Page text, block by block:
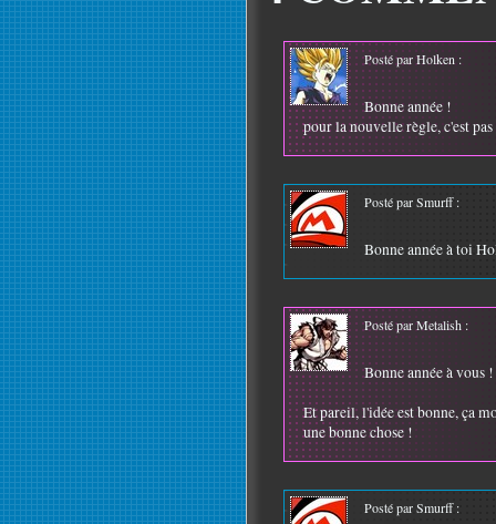
Posté par Holken :
Bonne année !
pour la nouvelle règle, c'est
Posté par Smurff :
Bonne année à toi
Posté par Metalish :
Bonne année à vous !
Et pareil, l'idée est bonne, ça
une bonne chose !
Posté par Smurff :